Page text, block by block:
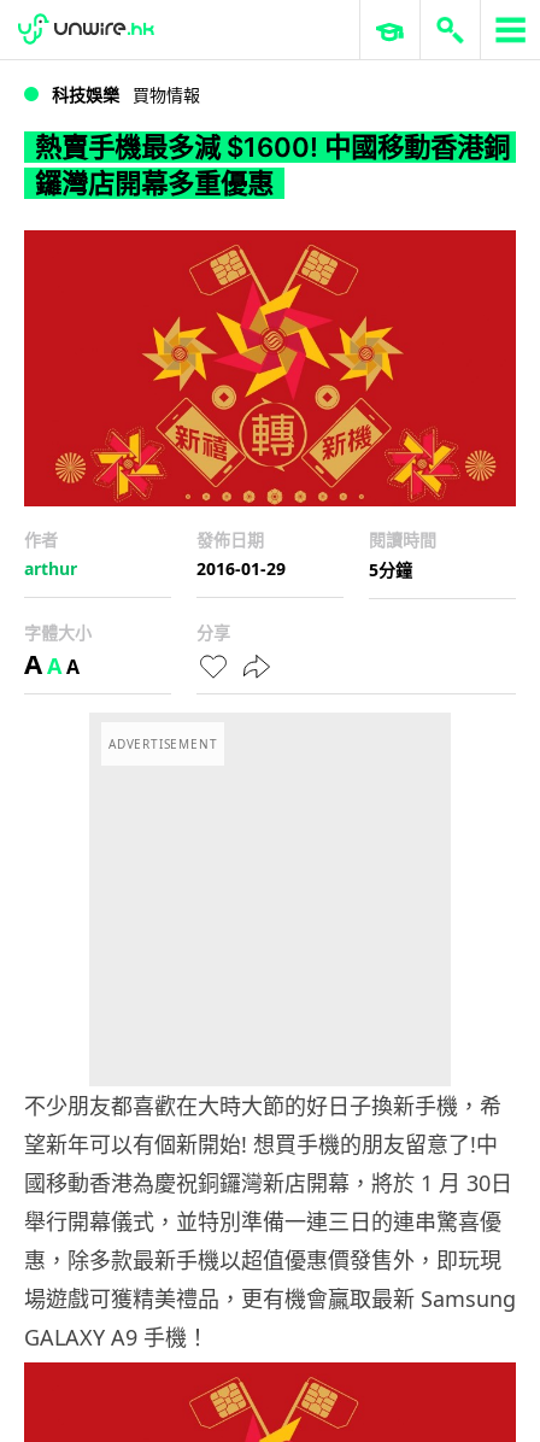
WWDC 2026 ERP 與商業 AI
科技娛樂 買物情報
熱賣手機最多減 $1600! 中國移動香港銅
鑼灣店開幕多重優惠
作者
arthur
發佈日期
2016-01-29
閱讀時間
5分鐘
字體大小
AAA
分享
ADVERTISEMENT
不少朋友都喜歡在大時大節的好日子換新手機，希
望新年可以有個新開始! 想買手機的朋友留意了!中
國移動香港為慶祝銅鑼灣新店開幕，將於 1 月 30日
舉行開幕儀式，並特別準備一連三日的連串驚喜優
惠，除多款最新手機以超值優惠價發售外，即玩現
場遊戲可獲精美禮品，更有機會贏取最新 Samsung
GALAXY A9 手機！